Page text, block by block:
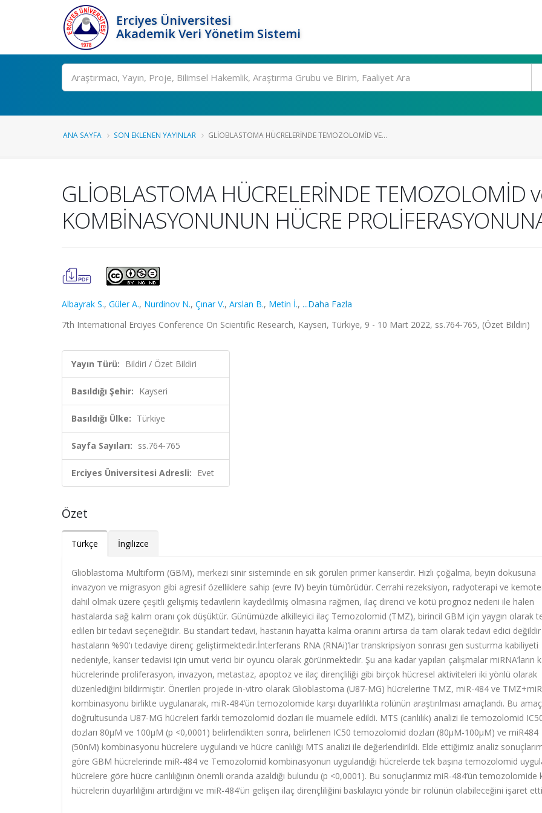
Erciyes Üniversitesi
Akademik Veri Yönetim Sistemi
Ara
ANA SAYFA SON EKLENEN YAYINLAR GLİOBLASTOMA HÜCRELERİNDE TEMOZOLOMİD VE...
GLİOBLASTOMA HÜCRELERİNDE TEMOZOLOMİD
KOMBİNASYONUNUN HÜCRE
Albayrak S., Güler A., Nurdinov N., Çınar V., Arslan B., Metin İ., ...Daha Fazla
7th International Erciyes Conference On Scientific Research, Kayseri, Türkiye, 9 - 10 Mart 2022, ss.764-765, (Özet Bildiri)
Yayın Türü: Bildiri / Özet Bildiri
Basıldığı Şehir: Kayseri
Basıldığı Ülke: Türkiye
Sayfa Sayıları: ss.764-765
Erciyes Üniversitesi Adresli: Evet
Özet
Türkçe İngilizce
Glioblastoma Multiform (GBM), merkezi sinir sisteminde en sık görülen primer kanserdir. Hızlı çoğalma, beyin dokusuna
invazyon ve migrasyon gibi agresif özelliklere sahip (evre IV) beyin tümörüdür. Cerrahi rezeksiyon, radyoterapi ve
dahil olmak üzere çeşitli gelişmiş tedavilerin kaydedilmiş olmasına rağmen, ilaç direnci ve kötü prognoz nedeni ile halen
hastalarda sağ kalım oranı çok düşüktür. Günümüzde alkilleyici ilaç Temozolomid (TMZ), birincil GBM için yaygın olarak
edilen bir tedavi seçeneğidir. Bu standart tedavi, hastanın hayatta kalma oranını artırsa da tam olarak tedavi edici
hastaların %90'ı tedaviye direnç geliştirmektedir.İnterferans RNA (RNAi)’lar transkripsiyon sonrası gen susturma kabiliyeti
nedeniyle, kanser tedavisi için umut verici bir oyuncu olarak görünmektedir. Şu ana kadar yapılan çalışmalar miRNA’ların
hücrelerinde proliferasyon, invazyon, metastaz, apoptoz ve ilaç dirençliliği gibi birçok hücresel aktiviteleri iki yönlü olarak
düzenlediğini bildirmiştir. Önerilen projede in-vitro olarak Glioblastoma (U87-MG) hücrelerine TMZ, miR-484 ve
kombinasyonu birlikte uygulanarak, miR-484’ün temozolomide karşı duyarlılıkta rolünün araştırılması amaçlandı. Bu amaç
doğrultusunda U87-MG hücreleri farklı temozolomid dozları ile muamele edildi. MTS (canlılık) analizi ile temozolomid
dozları 80µM ve 100µM (p <0,0001) belirlendikten sonra, belirlenen IC50 temozolomid dozları (80µM-100µM) ve miR484
(50nM) kombinasyonu hücrelere uygulandı ve hücre canlılığı MTS analizi ile değerlendirildi. Elde ettiğimiz analiz
göre GBM hücrelerinde miR-484 ve Temozolomid kombinasyonun uygulandığı hücrelerde tek başına temozolomid
hücrelere göre hücre canlılığının önemli oranda azaldığı bulundu (p <0,0001). Bu sonuçlarımız miR-484’ün temozolomide
hücrelerin duyarlılığını artırdığını ve miR-484’ün gelişen ilaç dirençliliğini baskılayıcı yönde bir rolünün olabileceğini işaret